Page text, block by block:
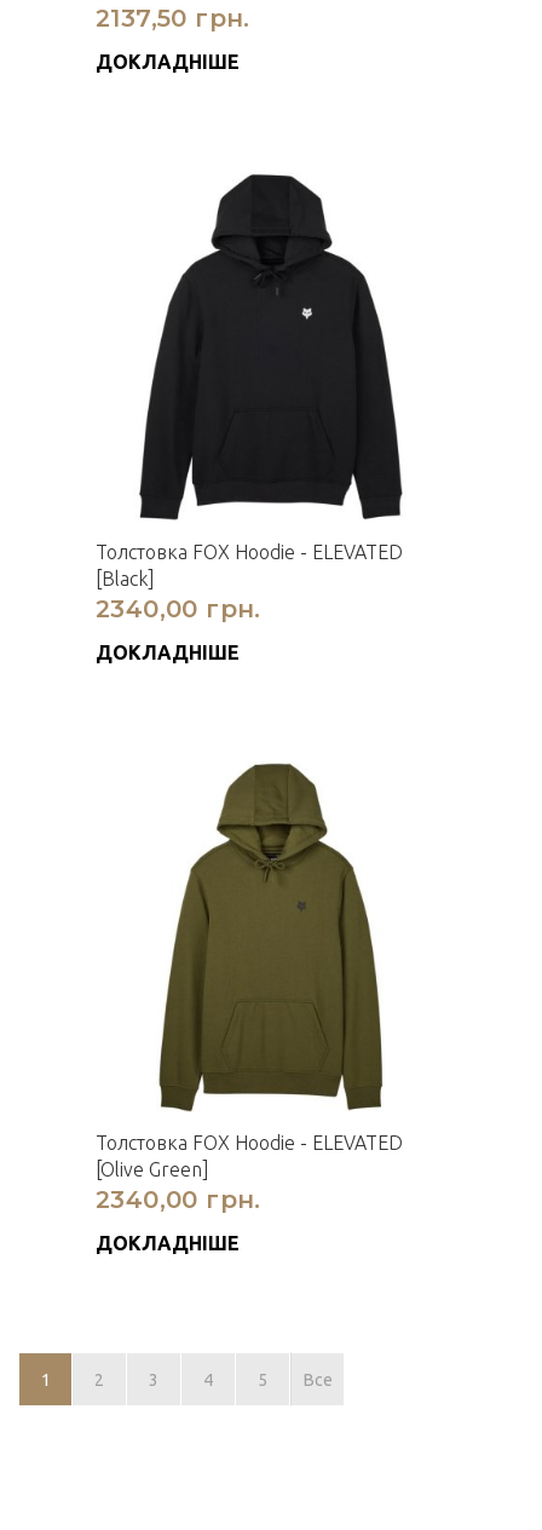
2137,50 грн.
ДОКЛАДНІШЕ
Толстовка FOX Hoodie - ELEVATED
[Black]
2340,00 грн.
ДОКЛАДНІШЕ
Толстовка FOX Hoodie - ELEVATED
[Olive Green]
2340,00 грн.
ДОКЛАДНІШЕ
1 2 3 4 5 Все